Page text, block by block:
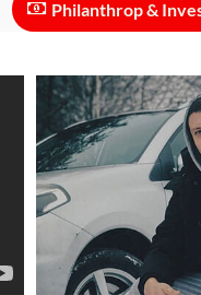
Philanthrop & Investor ::